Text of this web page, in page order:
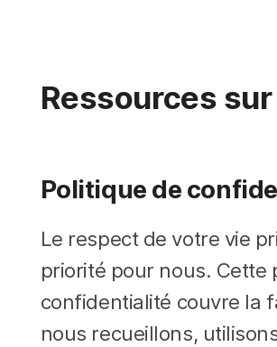
Ressources
Politique de
Le respect de votre vie
priorité pour nous. Cette
confidentialité couvre la
nous recueillons,